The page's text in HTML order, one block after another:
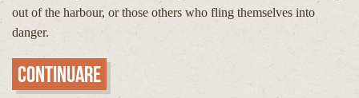
out of the harbour, or those others who fling themselves into
danger.
Continuare